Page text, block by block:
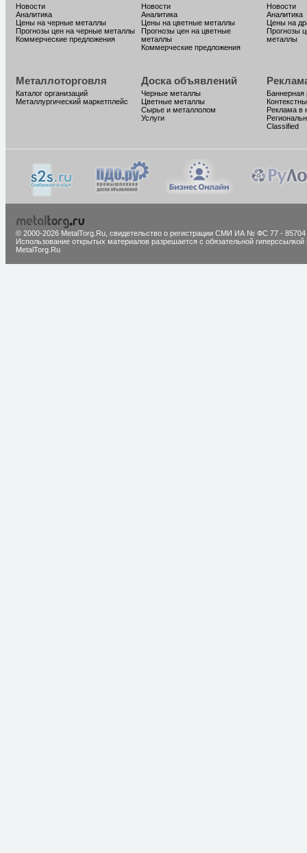
Новости
Аналитика
Цены на черные металлы
Прогнозы цен на черные металлы
Коммерческие предложения
Новости
Аналитика
Цены на цветные металлы
Прогнозы цен на цветные
металлы
Коммерческие предложения
Новости
Аналитика
Цены на
Прогнозы
металлы
Металлоторговля
Каталог организаций
Металлургический маркетплейс
Доска объявлений
Черные металлы
Цветные металлы
Сырье и металлолом
Услуги
Баннерная
Реклама в
Classified
© 2000-2026 MetalTorg.Ru, cвидетельство о регистрации СМИ ИА № ФС 77 - 85704
Использование открытых материалов разрешается с обязательной гиперссылкой
MetalTorg.Ru